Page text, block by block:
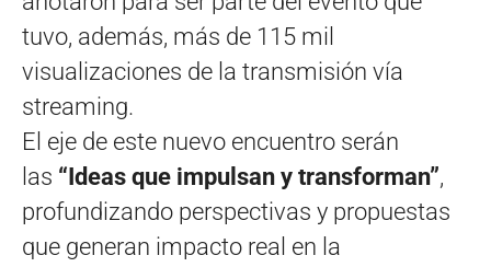
tuvo, además, más de 115 mil
visualizaciones de la transmisión vía
streaming.
El eje de este nuevo encuentro serán
las “Ideas que impulsan y transforman”,
profundizando perspectivas y propuestas
que generan impacto real en la